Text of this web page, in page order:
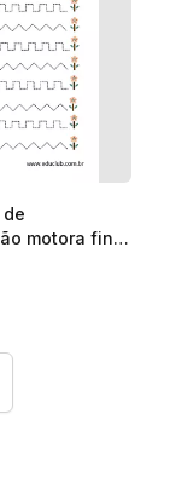
motora fina
da abelha